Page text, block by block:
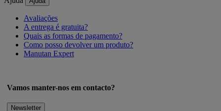
Avaliações
A entrega é gratuita?
Quais as formas de pagamento?
Como posso devolver um produto?
Manutan Expert
Vamos manter-nos em contacto?
Newsletter